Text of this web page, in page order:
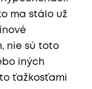
ma stálo už
nie sú toto
iných
ťažkosťami